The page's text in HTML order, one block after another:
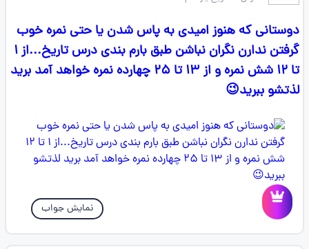
دوستانی که هنوز امیدی به پاس شدن یا حتی نمره خوب
گرفتن ندارن نگران نباشن طبق بارم بندی درس تاریخ...از ۱
تا ۱۲ شش نمره و از ۱۳ تا ۲۵ چهارده نمره خواهد آمد برید
لذتشو ببرید😉
نمایش جواب